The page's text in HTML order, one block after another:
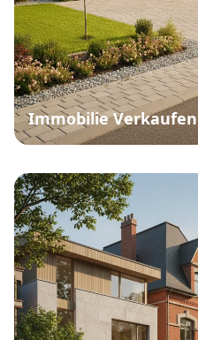
Immobilie Verkaufen